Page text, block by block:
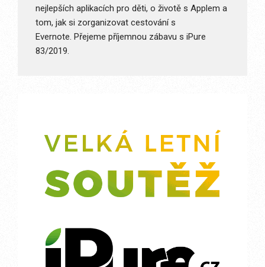
nejlepších aplikacích pro děti, o životě s Applem a
tom, jak si zorganizovat cestování s
Evernote. Přejeme příjemnou zábavu s iPure
83/2019.